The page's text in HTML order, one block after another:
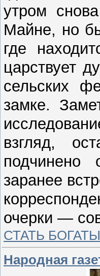
утром
Майне, но
где
царствует
сельских
замке.
взгляд,
подчинено
заранее
очерки —
СТАТЬ
Народная